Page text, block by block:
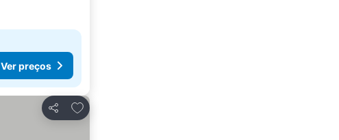
Ver preços
Partilhar
Adicionar aos favoritos